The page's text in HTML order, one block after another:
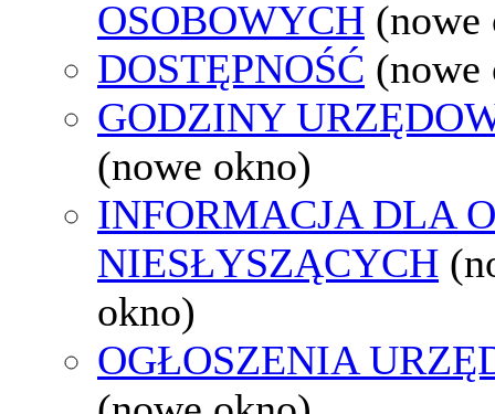
OSOBOWYCH (nowe
DOSTĘPNOŚĆ (nowe
GODZINY
(nowe okno)
INFORMACJA DLA
NIESŁYSZĄCYCH
okno)
OGŁOSZENIA